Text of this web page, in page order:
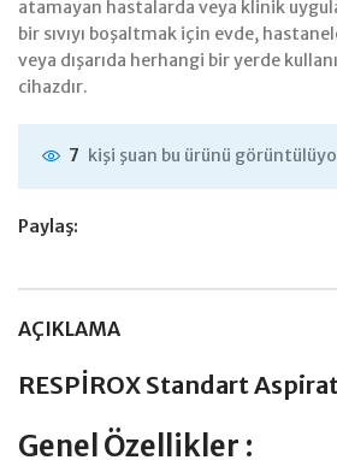
atamayan hastalarda veya klinik
bir sıvıyı boşaltmak için evde,
veya dışarıda herhangi bir yerde
cihazdır.
7 kişi şuan bu ürünü
Paylaş:
AÇIKLAMA
RESPİROX Standart
Genel Özellikler :